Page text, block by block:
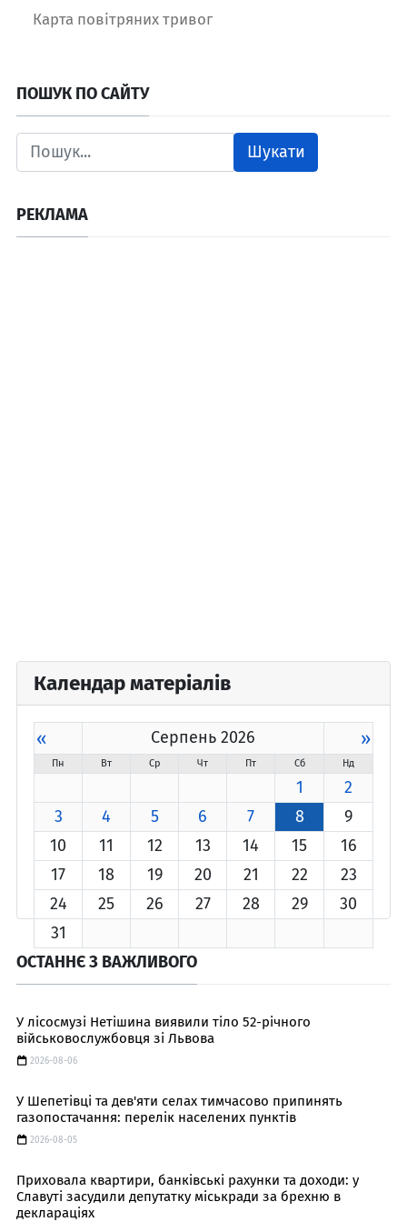
Карта повітряних тривог
ПОШУК ПО САЙТУ
Шукати
РЕКЛАМА
Календар матеріалів
« Серпень 2026 »
Пн Вт Ср Чт Пт Сб Нд
1
2
3
4 5 6 7 8
9
10
11 12 13 14 15
16
17
18 19 20 21 22
23
24
25 26 27 28 29
30
31
ОСТАННЄ З ВАЖЛИВОГО
У лісосмузі Нетішина виявили тіло 52-річного
військовослужбовця зі Львова
2026-08-06
У Шепетівці та дев'яти селах тимчасово припинять
газопостачання: перелік населених пунктів
2026-08-05
Приховала квартири, банківські рахунки та доходи: у
Славуті засудили депутатку міськради за брехню в
деклараціях